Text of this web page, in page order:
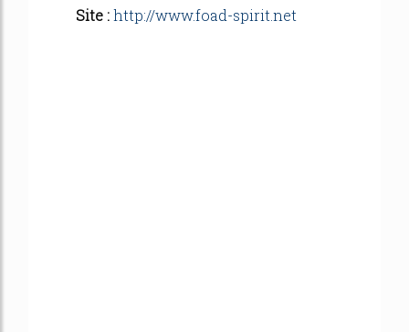
Site :http://www.foad-spirit.net